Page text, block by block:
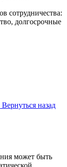
сотрудничества:
долгосрочные
Вернуться назад
может быть